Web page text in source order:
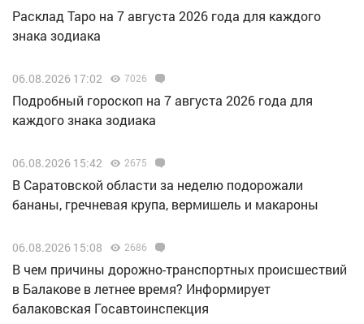
Расклад Таро на 7 августа 2026 года для каждого
знака зодиака
06.08.2026 17:02 7026
Подробный гороскоп на 7 августа 2026 года для
каждого знака зодиака
06.08.2026 15:42 2675
В Саратовской области за неделю подорожали
бананы, гречневая крупа, вермишель и макароны
06.08.2026 15:08 2686
В чем причины дорожно-транспортных происшествий
в Балакове в летнее время? Информирует
балаковская Госавтоинспекция